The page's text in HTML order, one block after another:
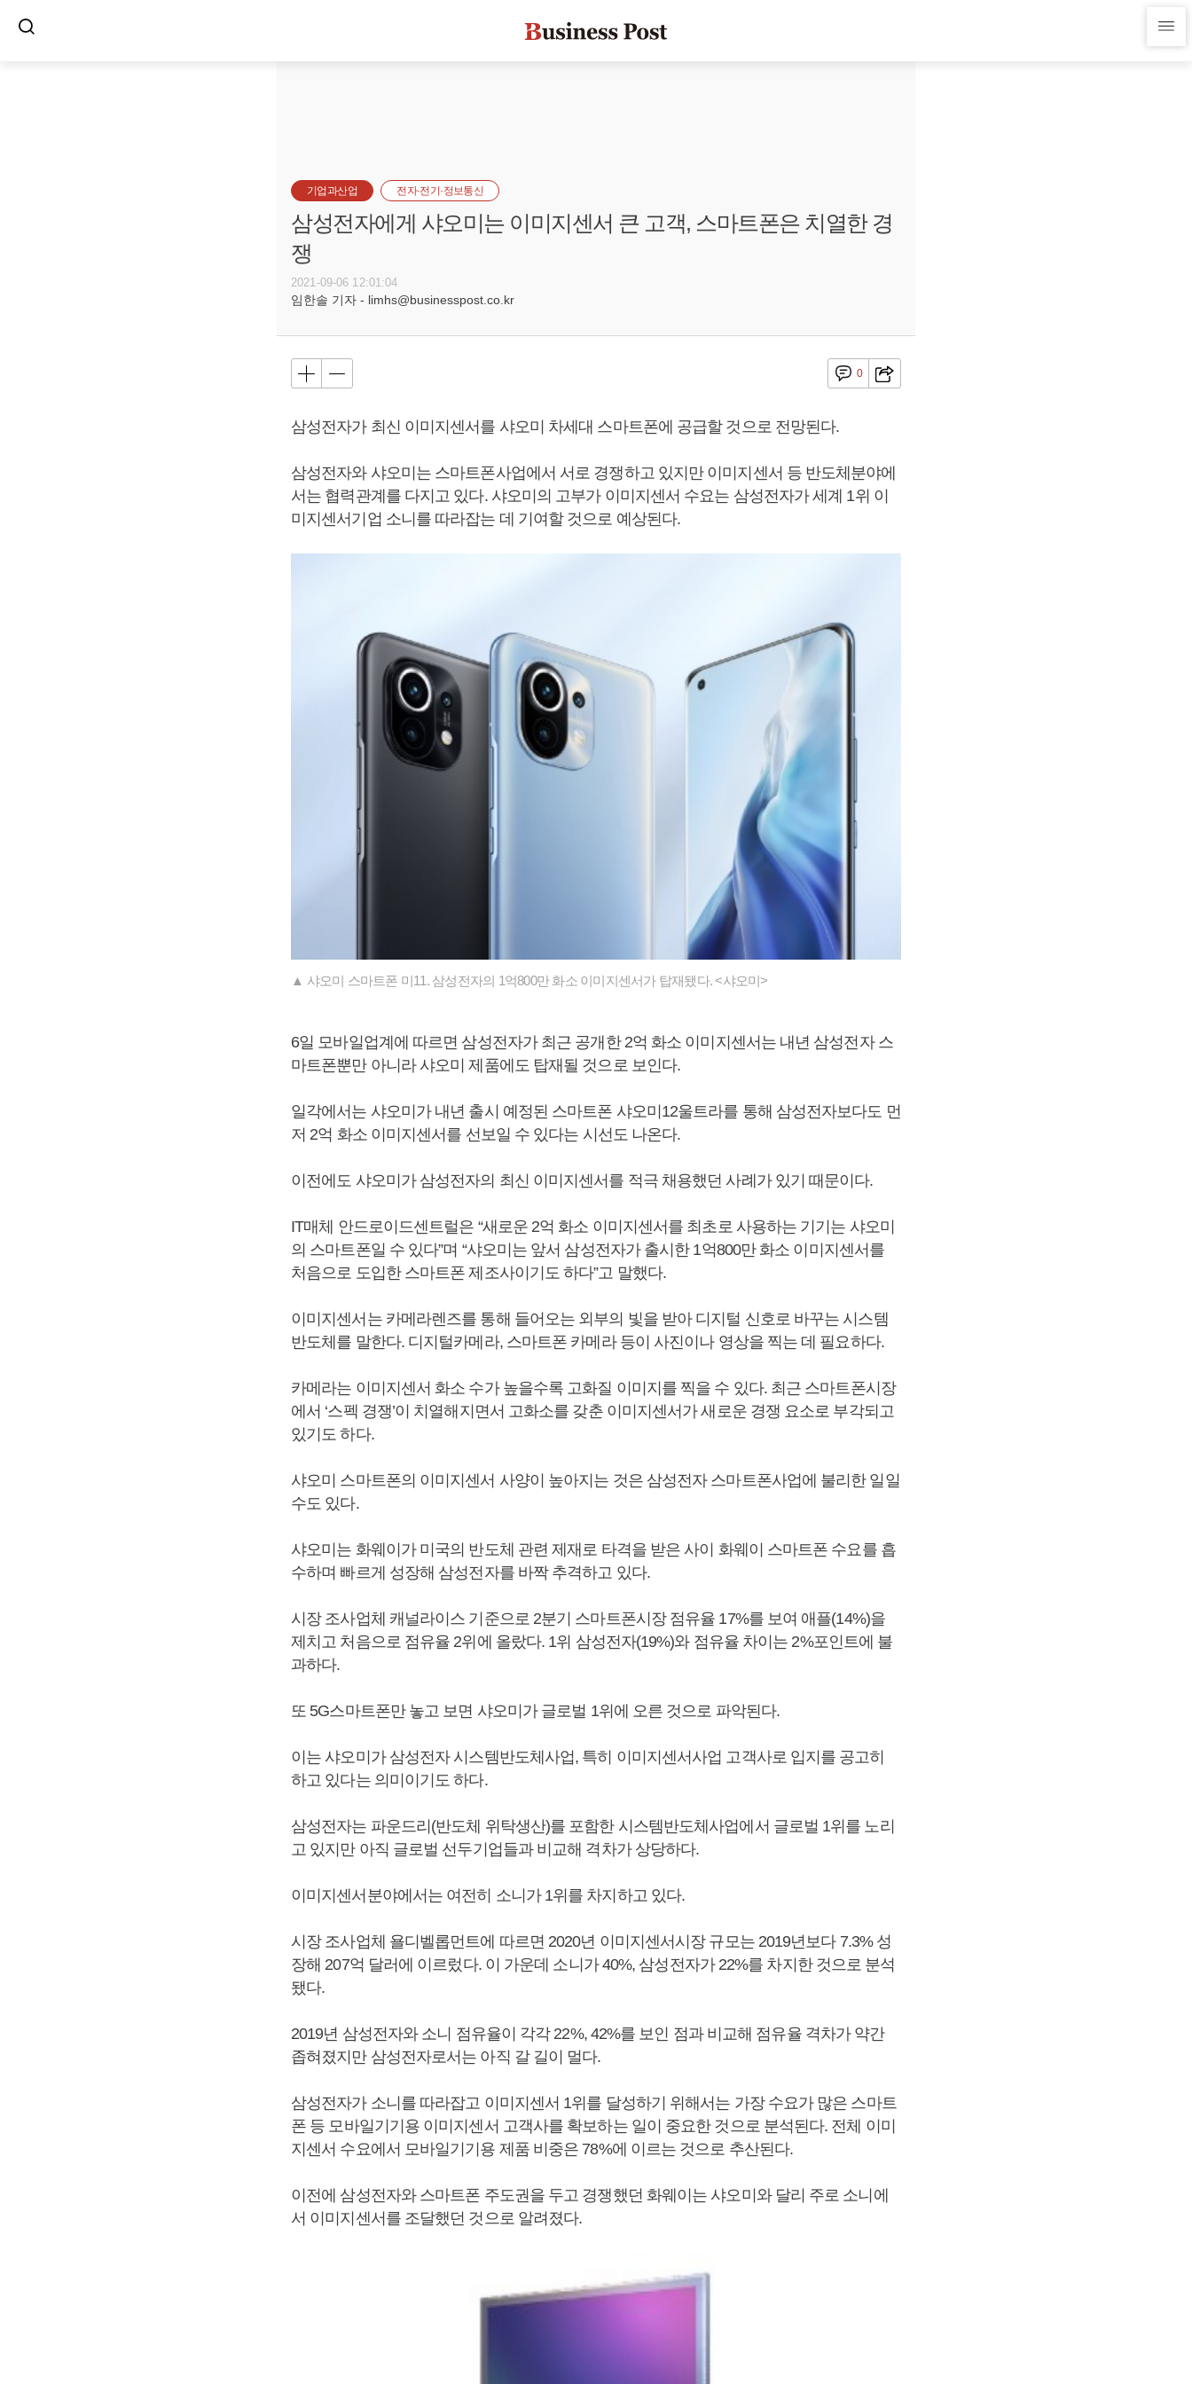
기업과산업 전자·전기·정보통신
삼성전자에게 샤오미는 이미지센서 큰 고객, 스마트폰은 치열한 경
쟁
2021-09-06 12:01:04
임한솔 기자 - limhs@businesspost.co.kr
0
삼성전자가 최신 이미지센서를 샤오미 차세대 스마트폰에 공급할 것으로 전망된다.
삼성전자와 샤오미는 스마트폰사업에서 서로 경쟁하고 있지만 이미지센서 등 반도체분야에
서는 협력관계를 다지고 있다. 샤오미의 고부가 이미지센서 수요는 삼성전자가 세계 1위 이
미지센서기업 소니를 따라잡는 데 기여할 것으로 예상된다.
▲ 샤오미 스마트폰 미11. 삼성전자의 1억800만 화소 이미지센서가 탑재됐다. <샤오미>
6일 모바일업계에 따르면 삼성전자가 최근 공개한 2억 화소 이미지센서는 내년 삼성전자 스
마트폰뿐만 아니라 샤오미 제품에도 탑재될 것으로 보인다.
일각에서는 샤오미가 내년 출시 예정된 스마트폰 샤오미12울트라를 통해 삼성전자보다도 먼
저 2억 화소 이미지센서를 선보일 수 있다는 시선도 나온다.
이전에도 샤오미가 삼성전자의 최신 이미지센서를 적극 채용했던 사례가 있기 때문이다.
IT매체 안드로이드센트럴은 “새로운 2억 화소 이미지센서를 최초로 사용하는 기기는 샤오미
의 스마트폰일 수 있다”며 “샤오미는 앞서 삼성전자가 출시한 1억800만 화소 이미지센서를
처음으로 도입한 스마트폰 제조사이기도 하다”고 말했다.
이미지센서는 카메라렌즈를 통해 들어오는 외부의 빛을 받아 디지털 신호로 바꾸는 시스템
반도체를 말한다. 디지털카메라, 스마트폰 카메라 등이 사진이나 영상을 찍는 데 필요하다.
카메라는 이미지센서 화소 수가 높을수록 고화질 이미지를 찍을 수 있다. 최근 스마트폰시장
에서 ‘스펙 경쟁’이 치열해지면서 고화소를 갖춘 이미지센서가 새로운 경쟁 요소로 부각되고
있기도 하다.
샤오미 스마트폰의 이미지센서 사양이 높아지는 것은 삼성전자 스마트폰사업에 불리한 일일
수도 있다.
샤오미는 화웨이가 미국의 반도체 관련 제재로 타격을 받은 사이 화웨이 스마트폰 수요를 흡
수하며 빠르게 성장해 삼성전자를 바짝 추격하고 있다.
시장 조사업체 캐널라이스 기준으로 2분기 스마트폰시장 점유율 17%를 보여 애플(14%)을
제치고 처음으로 점유율 2위에 올랐다. 1위 삼성전자(19%)와 점유율 차이는 2%포인트에 불
과하다.
또 5G스마트폰만 놓고 보면 샤오미가 글로벌 1위에 오른 것으로 파악된다.
이는 샤오미가 삼성전자 시스템반도체사업, 특히 이미지센서사업 고객사로 입지를 공고히
하고 있다는 의미이기도 하다.
삼성전자는 파운드리(반도체 위탁생산)를 포함한 시스템반도체사업에서 글로벌 1위를 노리
고 있지만 아직 글로벌 선두기업들과 비교해 격차가 상당하다.
이미지센서분야에서는 여전히 소니가 1위를 차지하고 있다.
시장 조사업체 욜디벨롭먼트에 따르면 2020년 이미지센서시장 규모는 2019년보다 7.3% 성
장해 207억 달러에 이르렀다. 이 가운데 소니가 40%, 삼성전자가 22%를 차지한 것으로 분석
됐다.
2019년 삼성전자와 소니 점유율이 각각 22%, 42%를 보인 점과 비교해 점유율 격차가 약간
좁혀졌지만 삼성전자로서는 아직 갈 길이 멀다.
삼성전자가 소니를 따라잡고 이미지센서 1위를 달성하기 위해서는 가장 수요가 많은 스마트
폰 등 모바일기기용 이미지센서 고객사를 확보하는 일이 중요한 것으로 분석된다. 전체 이미
지센서 수요에서 모바일기기용 제품 비중은 78%에 이르는 것으로 추산된다.
이전에 삼성전자와 스마트폰 주도권을 두고 경쟁했던 화웨이는 샤오미와 달리 주로 소니에
서 이미지센서를 조달했던 것으로 알려졌다.